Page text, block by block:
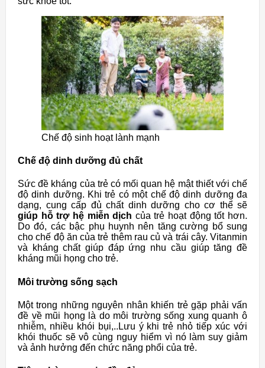
Chế độ sinh hoạt lành mạnh
Chế độ dinh dưỡng đủ chất
Sức đề kháng của trẻ có mối quan hệ mật thiết với chế
độ dinh dưỡng. Khi trẻ có một chế độ dinh dưỡng đa
dạng, cung cấp đủ chất dinh dưỡng cho cơ thể sẽ
giúp hỗ trợ hệ miễn dịch của trẻ hoạt động tốt hơn.
Do đó, các bậc phụ huynh nên tăng cường bổ sung
cho chế độ ăn của trẻ thêm rau củ và trái cây. Vitanmin
và kháng chất giúp đáp ứng nhu cầu giúp tăng đề
kháng mũi họng cho trẻ.
Môi trường sống sạch
Một trong những nguyên nhân khiến trẻ gặp phải vấn
đề về mũi họng là do môi trường sống xung quanh ô
nhiễm, nhiều khói bụi,..Lưu ý khi trẻ nhỏ tiếp xúc với
khói thuốc sẽ vô cùng nguy hiểm vì nó làm suy giảm
và ảnh hưởng đến chức năng phổi của trẻ.